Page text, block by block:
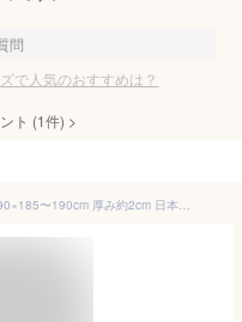
問
で人気のおすすめは？
ト (1件) >
【国産】い草がつまったマットレス 約90×185〜190cm 厚み約2cm 日本製 い草 天然素材 シーツ 敷きパッド ベッドパッド 涼感 冷感 爽やか クールリラックス効果 省エネ対策(い草がつまったマットレス)